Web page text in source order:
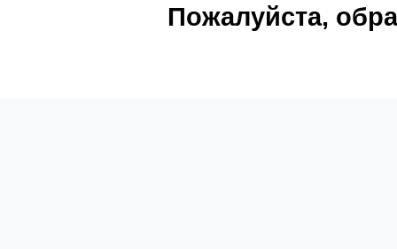
Пожалуйста,